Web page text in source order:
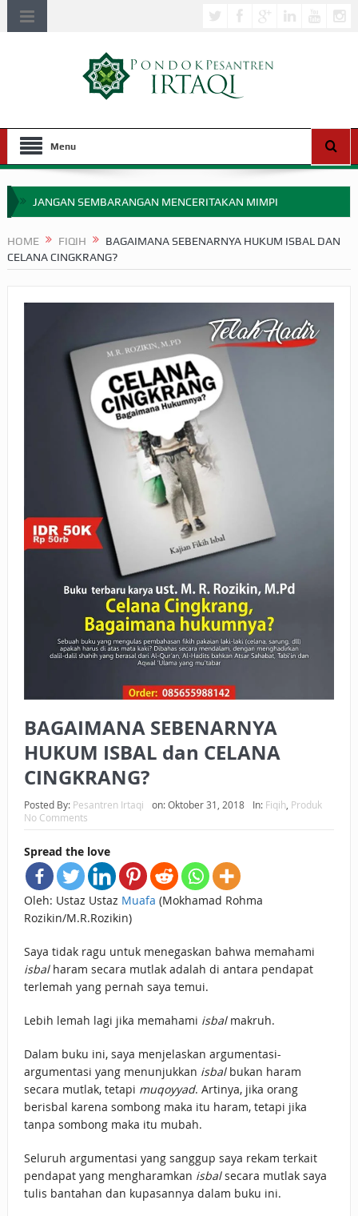
Menu
JANGAN SEMBARANGAN MENCERITAKAN MIMPI
MIMPI YANG DIABAIKAN MENJELANG PERANG BADAR
HAKIKAT NIKMAT DI DUNIA!
BAGAIMANA CARA MEMBAYAR ZAKAT UANG?
UANG HARAM BISA MENJADI HALAL JIKA SEBAB
KEPEMILIKANNYA BERUBAH
ISTIDLAL BATIL VS ISTIDLAL SYAR’I
BAHASA CINTA KARENA ALLAH
HUKUM MEMBAYAR ZAKAT DENGAN CARA MENGANGSUR
HUKUM MEMBAYAR ZAKAT KEPADA KERABAT SENDIRI
HOME FIQIH
BAGAIMANA SEBENARNYA HUKUM ISBAL DAN
CELANA CINGKRANG?
BAGAIMANA SEBENARNYA
HUKUM ISBAL dan CELANA
CINGKRANG?
Posted By: Pesantren Irtaqi on:Oktober 31, 2018 In: Fiqih Produk
No Comments
Spread the love
Oleh: Ustaz Ustaz Muafa (Mokhamad Rohma
Rozikin/M.R.Rozikin)
Saya tidak ragu untuk menegaskan bahwa memahami
isbal haram secara mutlak adalah di antara pendapat
terlemah yang pernah saya temui.
Lebih lemah lagi jika memahami isbal makruh.
Dalam buku ini, saya menjelaskan argumentasi-
argumentasi yang menunjukkan isbal bukan haram
secara mutlak, tetapi muqoyyad. Artinya, jika orang
berisbal karena sombong maka itu haram, tetapi jika
tanpa sombong maka itu mubah.
Seluruh argumentasi yang sanggup saya rekam terkait
pendapat yang mengharamkan isbalsecara mutlak saya
tulis bantahan dan kupasannya dalam buku ini.